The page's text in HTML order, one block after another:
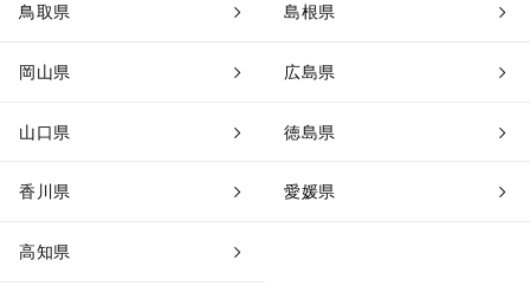
鳥取県 島根県
岡山県 広島県
山口県 徳島県
香川県 愛媛県
高知県